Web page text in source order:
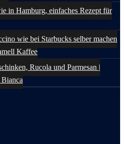
in Hamburg, einfaches Rezept für
wie bei Starbucks selber machen
Kaffee
Rucola und Parmesan |